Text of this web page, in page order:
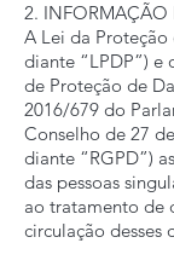
2.
A Lei da Proteção
diante “LPDP”) e
de Proteção de
2016/679 do
Conselho de 27
diante “RGPD”)
das pessoas
ao tratamento de
circulação desses